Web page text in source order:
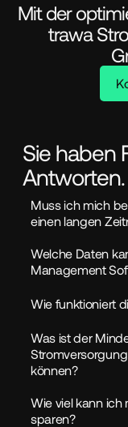
Mit der
trawa
Sie haben
Antworten.
Muss ich mich
einen langen
Welche Daten
Management
Wie funktioniert
Was ist der
können?
Wie viel kann
sparen?